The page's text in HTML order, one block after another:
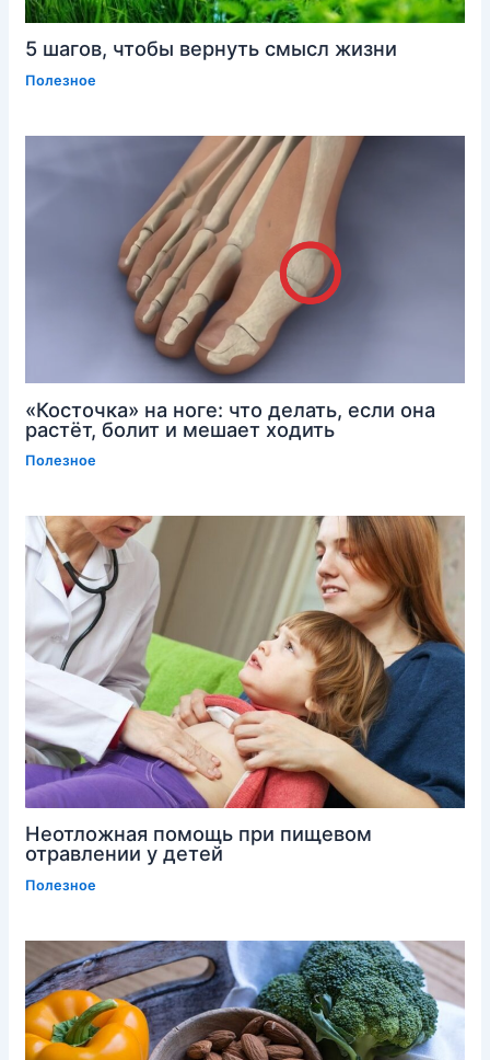
5 шагов, чтобы вернуть смысл жизни
Полезное
«Косточка» на ноге: что делать, если она
растёт, болит и мешает ходить
Полезное
Неотложная помощь при пищевом
отравлении у детей
Полезное